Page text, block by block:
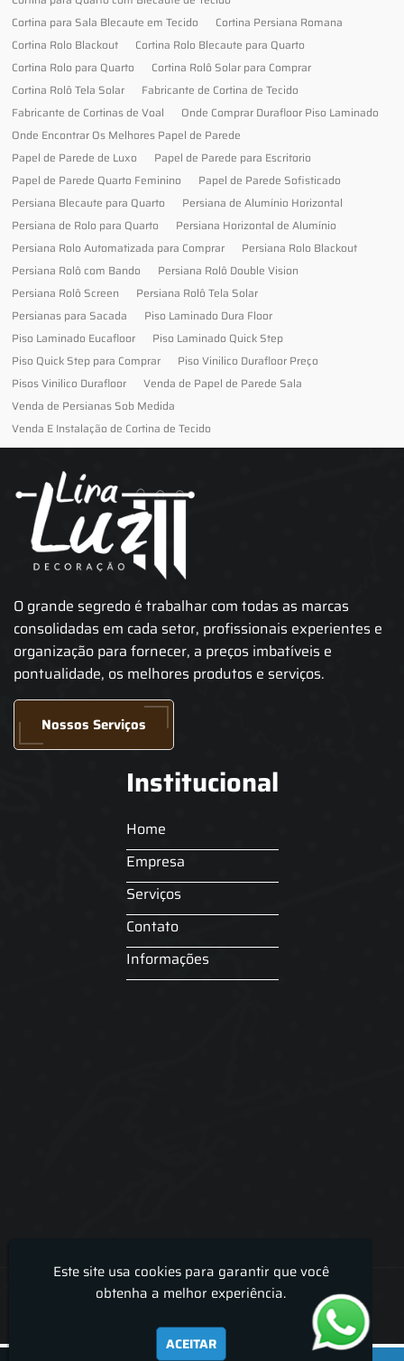
Cortina para Sala Blecaute em Tecido
Cortina Persiana Romana
Cortina Rolo Blackout
Cortina Rolo Blecaute para Quarto
Cortina Rolo para Quarto
Cortina Rolô Solar para Comprar
Cortina Rolô Tela Solar
Fabricante de Cortina de Tecido
Fabricante de Cortinas de Voal
Onde Comprar Durafloor Piso Laminado
Onde Encontrar Os Melhores Papel de Parede
Papel de Parede de Luxo
Papel de Parede para Escritorio
Papel de Parede Quarto Feminino
Papel de Parede Sofisticado
Persiana Blecaute para Quarto
Persiana de Alumínio Horizontal
Persiana de Rolo para Quarto
Persiana Horizontal de Alumínio
Persiana Rolo Automatizada para Comprar
Persiana Rolo Blackout
Persiana Rolô com Bando
Persiana Rolô Double Vision
Persiana Rolô Screen
Persiana Rolô Tela Solar
Persianas para Sacada
Piso Laminado Dura Floor
Piso Laminado Eucafloor
Piso Laminado Quick Step
Piso Quick Step para Comprar
Piso Vinilico Durafloor Preço
Pisos Vinilico Durafloor
Venda de Papel de Parede Sala
Venda de Persianas Sob Medida
Venda E Instalação de Cortina de Tecido
O grande segredo é trabalhar com todas as marcas
consolidadas em cada setor, profissionais experientes e
organização para fornecer, a preços imbatíveis e
pontualidade, os melhores produtos e serviços.
Nossos Serviços
Institucional
Home
Empresa
Serviços
Contato
Informações
Lira Luz Decor - Cortinas sob medidas e persianas
Este site usa cookies para garantir que você
obtenha a melhor experiência.
ACEITAR